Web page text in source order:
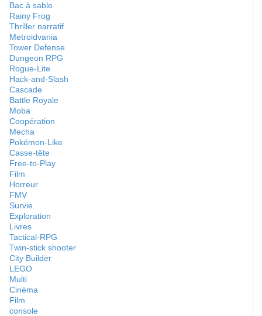
Bac à sable
Rainy Frog
Thriller narratif
Metroidvania
Tower Defense
Dungeon RPG
Rogue-Lite
Hack-and-Slash
Cascade
Battle Royale
Moba
Coopération
Mecha
Pokémon-Like
Casse-tête
Free-to-Play
Film
Horreur
FMV
Survie
Exploration
Livres
Tactical-RPG
Twin-stick shooter
City Builder
LEGO
Multi
Cinéma
Film
console